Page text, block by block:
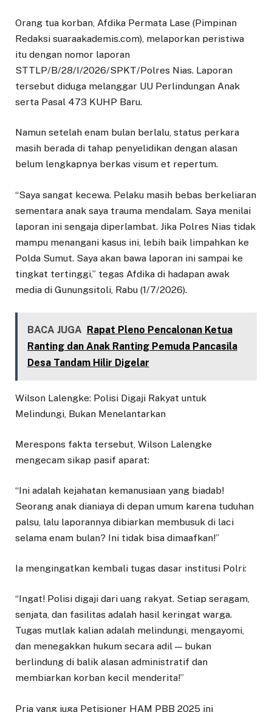
Orang tua korban, Afdika Permata Lase (Pimpinan
Redaksi suaraakademis.com), melaporkan peristiwa
itu dengan nomor laporan
STTLP/B/28/I/2026/SPKT/Polres Nias. Laporan
tersebut diduga melanggar UU Perlindungan Anak
serta Pasal 473 KUHP Baru.
Namun setelah enam bulan berlalu, status perkara
masih berada di tahap penyelidikan dengan alasan
belum lengkapnya berkas visum et repertum.
“Saya sangat kecewa. Pelaku masih bebas berkeliaran
sementara anak saya trauma mendalam. Saya menilai
laporan ini sengaja diperlambat. Jika Polres Nias tidak
mampu menangani kasus ini, lebih baik limpahkan ke
Polda Sumut. Saya akan bawa laporan ini sampai ke
tingkat tertinggi,” tegas Afdika di hadapan awak
media di Gunungsitoli, Rabu (1/7/2026).
BACA JUGA
Rapat Pleno Pencalonan Ketua
Ranting dan Anak Ranting Pemuda Pancasila
Desa Tandam Hilir Digelar
Wilson Lalengke: Polisi Digaji Rakyat untuk
Melindungi, Bukan Menelantarkan
Merespons fakta tersebut, Wilson Lalengke
mengecam sikap pasif aparat:
“Ini adalah kejahatan kemanusiaan yang biadab!
Seorang anak dianiaya di depan umum karena tuduhan
palsu, lalu laporannya dibiarkan membusuk di laci
selama enam bulan? Ini tidak bisa dimaafkan!”
Ia mengingatkan kembali tugas dasar institusi Polri:
“Ingat! Polisi digaji dari uang rakyat. Setiap seragam,
senjata, dan fasilitas adalah hasil keringat warga.
Tugas mutlak kalian adalah melindungi, mengayomi,
dan menegakkan hukum secara adil — bukan
berlindung di balik alasan administratif dan
membiarkan korban kecil menderita!”
Pria yang juga Petisioner HAM PBB 2025 ini